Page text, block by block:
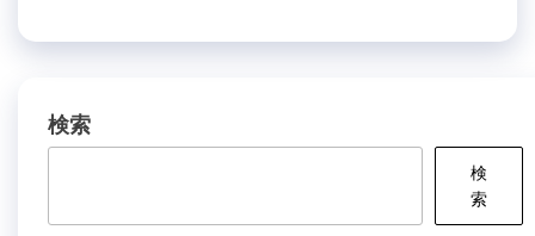
ゲ
シ
ョ
検索
検
索